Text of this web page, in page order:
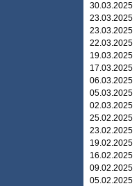
30.03.2025
23.03.2025
23.03.2025
22.03.2025
19.03.2025
17.03.2025
06.03.2025
05.03.2025
02.03.2025
25.02.2025
23.02.2025
19.02.2025
16.02.2025
09.02.2025
05.02.2025